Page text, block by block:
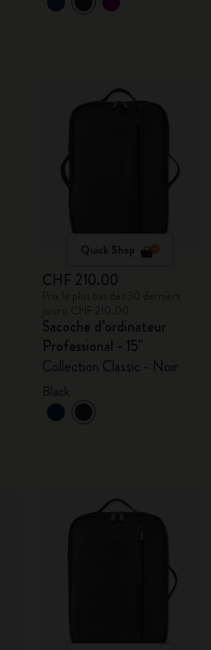
Quick Shop
CHF 210.00
Sacoche d’ordinateur
Professional - 15"
Collection Classic - Noir